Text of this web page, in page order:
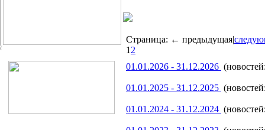
Страница: ← предыдущая|
12
01.01.2026 - 31.12.2026
01.01.2025 - 31.12.2025
01.01.2024 - 31.12.2024